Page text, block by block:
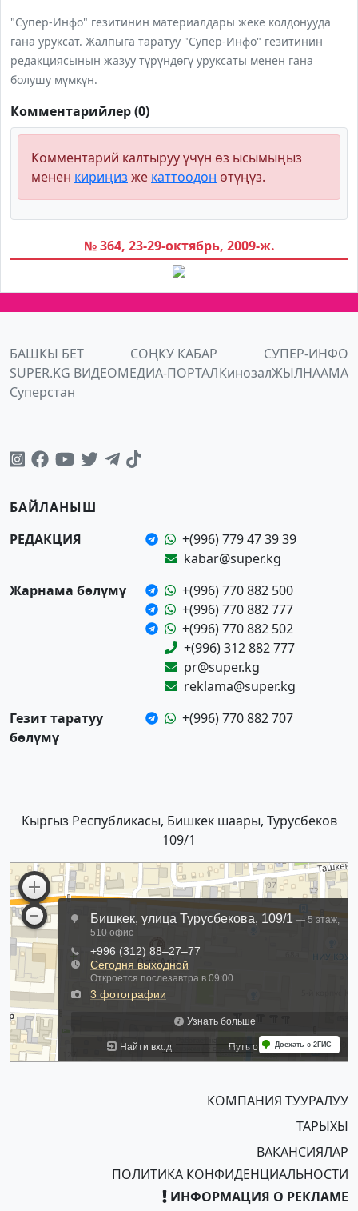
"Супер-Инфо" гезитинин материалдары жеке колдонууда
гана уруксат. Жалпыга таратуу "Супер-Инфо" гезитинин
редакциясынын жазуу түрүндөгү уруксаты менен гана
болушу мүмкүн.
Комментарийлер (0)
Комментарий калтыруу үчүн өз ысымыңыз
менен кириңиз же каттоодон өтүңүз.
№ 364, 23-29-октябрь, 2009-ж.
БАШКЫ БЕТ СОҢКУ КАБАР
СУПЕР-ИНФО
SUPER.KG ВИДЕОМЕДИА-ПОРТАЛКинозалЖЫЛНААМА
Суперстан
БАЙЛАНЫШ
РЕДАКЦИЯ
+(996) 779 47 39 39
kabar@super.kg
Жарнама бөлүмү
+(996) 770 882 500
+(996) 770 882 777
+(996) 770 882 502
+(996) 312 882 777
pr@super.kg
reklama@super.kg
Гезит таратуу
бөлүмү
+(996) 770 882 707
Кыргыз Республикасы, Бишкек шаары, Турусбеков
109/1
КОМПАНИЯ ТУУРАЛУУ
ТАРЫХЫ
ВАКАНСИЯЛАР
ПОЛИТИКА КОНФИДЕНЦИАЛЬНОСТИ
ИНФОРМАЦИЯ О РЕКЛАМЕ